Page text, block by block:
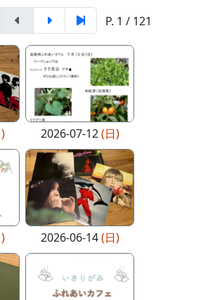
P. 1 / 121
2026-07-12(日)
2026-06-14(日)